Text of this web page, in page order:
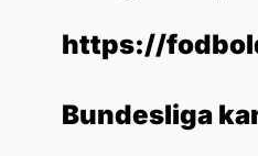
https://
Bundesliga